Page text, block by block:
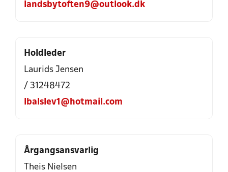
landsbytoften9@outlook.dk
Holdleder
Laurids Jensen
/ 31248472
lbalslev1@hotmail.com
Årgangsansvarlig
Theis Nielsen